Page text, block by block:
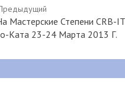
Мастерские Степени CRB-
Ката 23-24 Марта 2013 Г.